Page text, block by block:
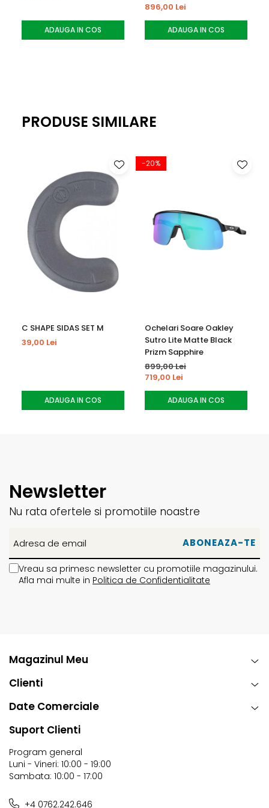
ADAUGA IN COS
896,00 Lei
ADAUGA IN COS
PRODUSE SIMILARE
C SHAPE SIDAS SET M
39,00 Lei
ADAUGA IN COS
-20%
Ochelari Soare Oakley
Sutro Lite Matte Black
Prizm Sapphire
899,00 Lei
719,00 Lei
ADAUGA IN COS
Newsletter
Nu rata ofertele si promotiile noastre
Vreau sa primesc newsletter cu promotiile magazinului.
Afla mai multe in Politica de Confidentialitate
Magazinul Meu
Clienti
Date Comerciale
Suport Clienti
Program general
Luni - Vineri: 10:00 - 19:00
Sambata: 10:00 - 17:00
+4 0762.242.646